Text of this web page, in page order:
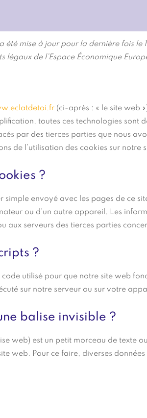
été mise à jour pour la dernière fois le
légaux de l’Espace Économique
(ci-après : « le site web
toutes ces technologies sont
par des tierces parties que nous
de l’utilisation des cookies sur notre
?
simple envoyé avec les pages de ce
ou d’un autre appareil. Les
aux serveurs des tierces parties
?
code utilisé pour que notre site web
sur notre serveur ou sur votre
balise invisible ?
web) est un petit morceau de texte
web. Pour ce faire, diverses